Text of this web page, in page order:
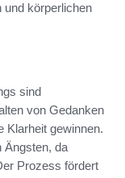
und körperlichen
sind
von Gedanken
Klarheit gewinnen.
Ängsten, da
Prozess fördert